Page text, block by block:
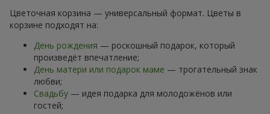
Цветочная корзина — универсальный формат. Цветы в
корзине подходят на:
День рождения — роскошный подарок, который
произведёт впечатление;
День матери или подарок маме — трогательный знак
любви;
Свадьбу — идея подарка для молодожёнов или
гостей;